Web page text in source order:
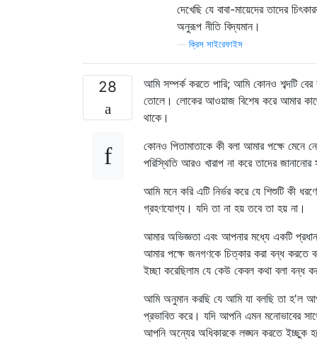
দেখেছি যে বাবা-মায়েদের তাদের
অনুরূপ নীতি বিদ্যমান।
ক্রিস সাইরেফাইস
28
আমি সম্পর্ক করতে পারি; আমি কোনও শব্দটি
তোলে। লোকের আওয়াজ বিশেষ করে আমার
থাকে।
কোনও পিতামাতাকে কী বলা আমার পক্ষে মেনে
পরিস্থিতি আরও খারাপ না করে তাদের
আমি মনে করি এটি নির্ভর করে যে শিশুটি কী
গ্রহণযোগ্য। যদি তা না হয় তবে তা হয় না।
আমার অভিজ্ঞতা এবং আপনার মধ্যে একটি
আমার পক্ষে জনগণকে চিত্কার করা বন্ধ
ইচ্ছা করেছিলাম যে কেউ কেবল কথা বলা বন্ধ
আমি অনুমান করছি যে আমি যা বলছি তা হ'ল
প্রভাবিত করে। যদি আপনি এমন মনোভাবের
আপনি অন্যের অধিকারকে লঙ্ঘন করতে ইচ্ছুক